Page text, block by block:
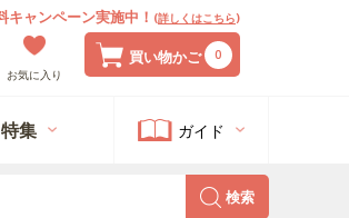
お気に入り
キャンペーン実施中！ (詳しくはこちら)
買い物かご 0
集 ガイド
検索